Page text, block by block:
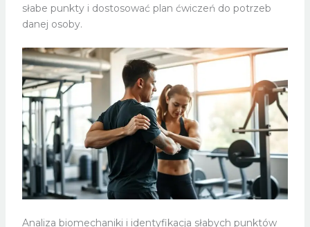
słabe punkty i dostosować plan ćwiczeń do potrzeb
danej osoby.
Analiza biomechaniki i identyfikacja słabych punktów